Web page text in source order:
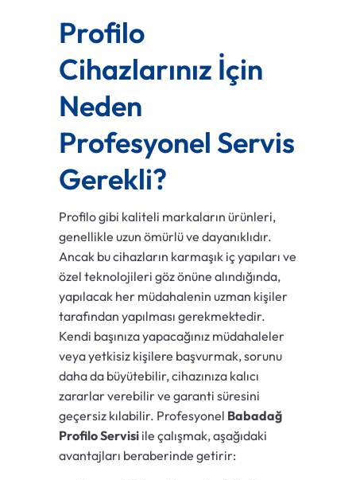
Profilo
Cihazlarınız İçin
Neden
Profesyonel Servis
Gerekli?
Profilo gibi kaliteli markaların ürünleri,
genellikle uzun ömürlü ve dayanıklıdır.
Ancak bu cihazların karmaşık iç yapıları ve
özel teknolojileri göz önüne alındığında,
yapılacak her müdahalenin uzman kişiler
tarafından yapılması gerekmektedir.
Kendi başınıza yapacağınız müdahaleler
veya yetkisiz kişilere başvurmak, sorunu
daha da büyütebilir, cihazınıza kalıcı
zararlar verebilir ve garanti süresini
geçersiz kılabilir. Profesyonel Babadağ
Profilo Servisi ile çalışmak, aşağıdaki
avantajları beraberinde getirir: